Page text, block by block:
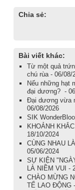
Chia sẻ:
Bài viết khác:
Từ một quả
chú rùa - 06/08/
Nếu những hạt
đại dương? -
Đại dương vừa
06/08/2026
SIK
KHOẢNH
18/10/2024
CÙNG NHAU
05/06/2024
SỰ KIỆN
LÀ NIỀM VUI -
CHÀO MỪNG
TẾ LAO ĐỘNG